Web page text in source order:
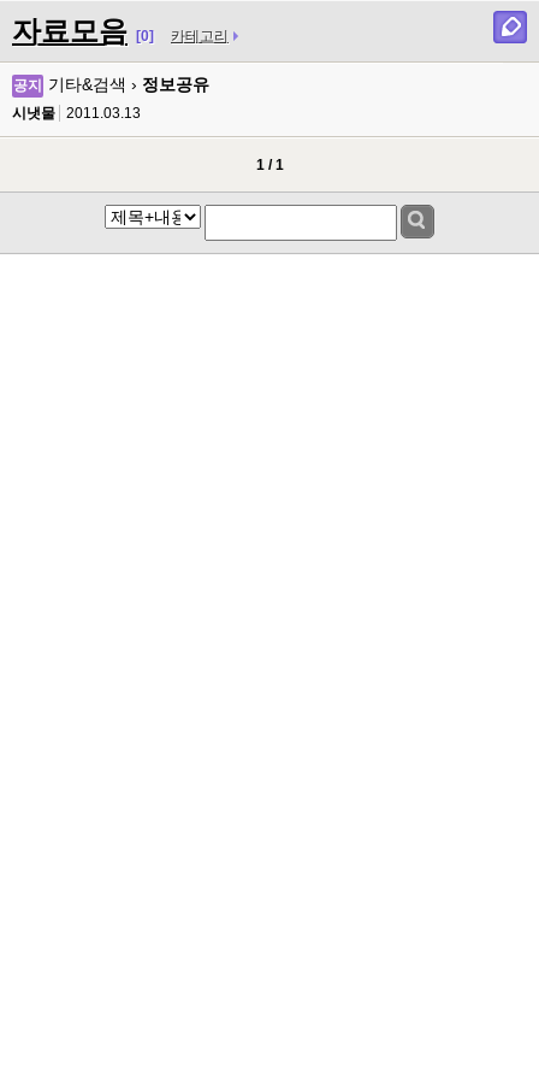
자료모음 [0] 카테고리
공지 기타&검색 › 정보공유
시냇물 2011.03.13
1 / 1